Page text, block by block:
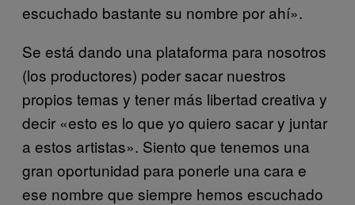
escuchado bastante su nombre por ahí».
Se está dando una plataforma para nosotros
(los productores) poder sacar nuestros
propios temas y tener más libertad creativa y
decir «esto es lo que yo quiero sacar y juntar
a estos artistas». Siento que tenemos una
gran oportunidad para ponerle una cara e
ese nombre que siempre hemos escuchado